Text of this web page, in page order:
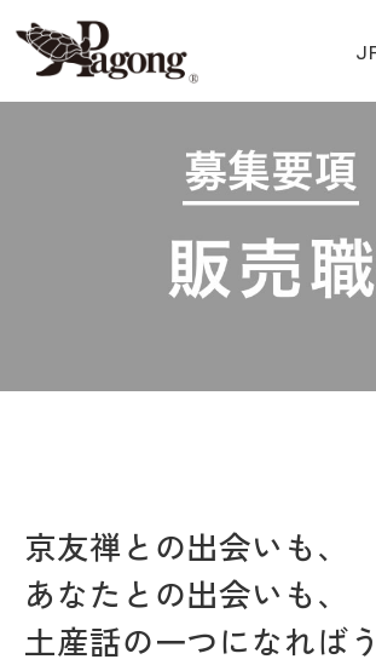
京友禅との出会いも、
あなたとの出会いも、
土産話の一つになれば